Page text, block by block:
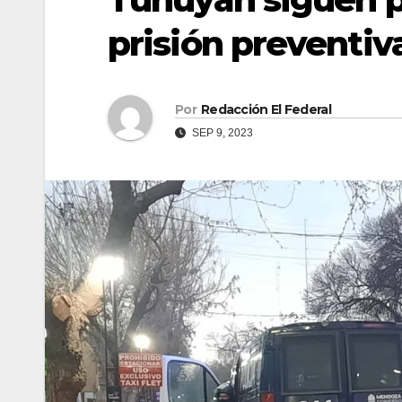
prisión
Por Redacción El Federal
SEP 9, 2023